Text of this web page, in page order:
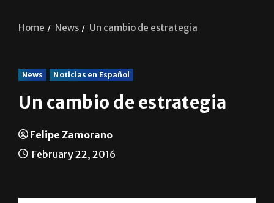
Home News Un cambio de estrategia
News Noticias en Español
Un cambio de estrategia
Felipe Zamorano
February 22, 2016